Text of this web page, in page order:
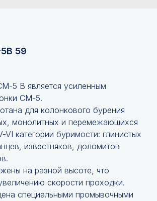
59
5 В является усиленным
СМ-5.
для колонкового бурения
монолитных и перемежающихся
VI категории буримости: глинистых
известняков, доломитов
на разной высоте, что
скорости проходки.
специальными промывочными